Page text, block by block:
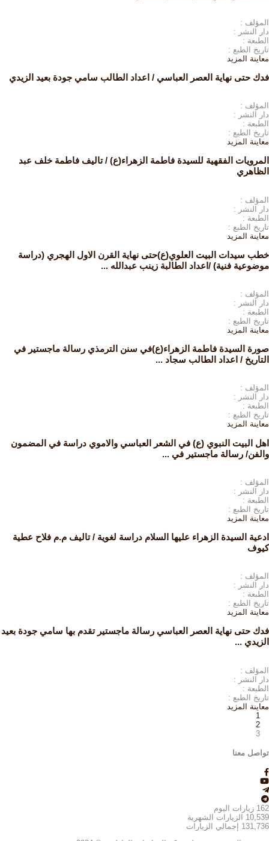
المؤلف :
دار النشر :
الطبعة :
تاريخ الطبع :
معاينة المزيد
فدك حتى نهاية العصر العباسي / اعداد الطالب سامي جودة بعيد الزيدي
المؤلف :
دار النشر :
الطبعة :
تاريخ الطبع :
معاينة المزيد
المرويات الفقهية للسيدة فاطمة الزهراء(ع) / تاليف فاطمة خلف عبد
الظاهري
المؤلف :
دار النشر :
الطبعة :
تاريخ الطبع :
معاينة المزيد
خطب سيدات البيت العلوي(ع)حتى نهاية القرن الاول الهجري (دراسة
موضوعية فنية) /اعداد الطالبة زينب عبدالله ...
المؤلف :
دار النشر :
الطبعة :
تاريخ الطبع :
معاينة المزيد
صورة السيدة فاطمة الزهراء(ع)في سنن الترمذي رسالة ماجستير في
التاريخ / اعداد الطالب سجاد ...
المؤلف :
دار النشر :
الطبعة :
تاريخ الطبع :
معاينة المزيد
اهل البيت النبوي (ع) في الشعر العباسي والاموي دراسة في المضمون
والفن/ رسالة ماجستير في ...
المؤلف :
دار النشر :
الطبعة :
تاريخ الطبع :
معاينة المزيد
ادعية السيدة الزهراء عليها السلام دراسة لغوية / تاليف م.م فلاح عطية
كيوف
المؤلف :
دار النشر :
الطبعة :
تاريخ الطبع :
معاينة المزيد
فدك حتى نهاية العصر العباسي رسالة ماجستير تقدم بها سامي جودة بعيد
الزيدي ...
المؤلف :
دار النشر :
الطبعة :
تاريخ الطبع :
معاينة المزيد
1
2
3
تواصل معنا
162 زيارات اليوم
10,539
الزيارات الشهرية
131,736
إجمالي الزيارات